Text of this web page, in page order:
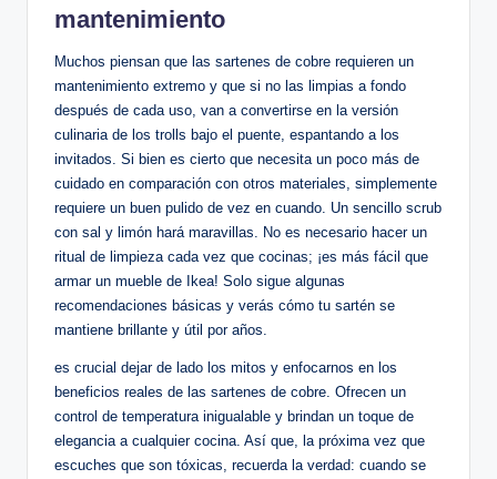
mantenimiento
Muchos piensan que las sartenes de cobre requieren un
mantenimiento extremo y que si no las limpias a fondo
después de cada uso, van a convertirse en la versión
culinaria de los trolls bajo el puente, espantando a los
invitados. Si bien es cierto que necesita un poco más de
cuidado en comparación con otros materiales, simplemente
requiere un buen pulido de vez en cuando. Un sencillo scrub
con sal y limón hará maravillas. No es necesario hacer un
ritual de limpieza cada vez que cocinas; ¡es más fácil que
armar un mueble de Ikea! Solo sigue algunas
recomendaciones básicas y verás cómo tu sartén se
mantiene brillante y útil por años.
es crucial dejar de lado los mitos y enfocarnos en los
beneficios reales de las sartenes de cobre. Ofrecen un
control de temperatura inigualable y brindan un toque de
elegancia a cualquier cocina. Así que, la próxima vez que
escuches que son tóxicas, recuerda la verdad: cuando se